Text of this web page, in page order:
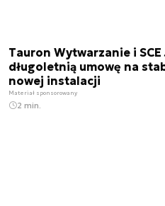
Tauron Wytwarzanie i
długoletnią umowę na
nowej instalacji
Materiał sponsorowany
2 min.